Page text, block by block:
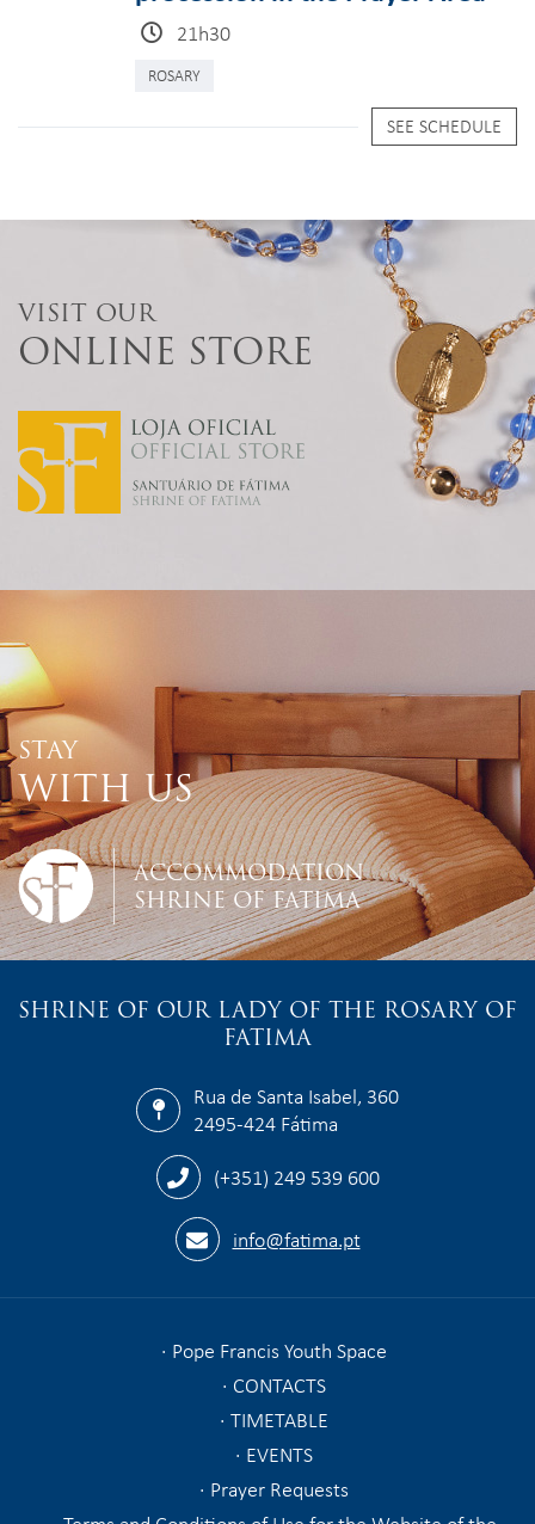
21h30
ROSARY
SEE SCHEDULE
VISIT OUR
ONLINE STORE
STAY
WITH US
ACCOMMODATION
SHRINE OF FATIMA
SHRINE OF OUR LADY OF THE ROSARY OF
FATIMA
Rua de Santa Isabel, 360
2495-424 Fátima
(+351) 249 539 600
info@fatima.pt
Pope Francis Youth Space
CONTACTS
TIMETABLE
EVENTS
Prayer Requests